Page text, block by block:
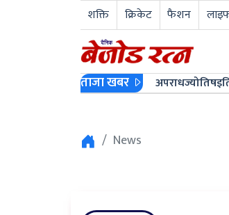
शक्ति क्रिकेट फैशन
ताजा खबर अपराधज्योतिष
News